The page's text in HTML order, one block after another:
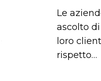
Le
ascolto
loro
rispetto…